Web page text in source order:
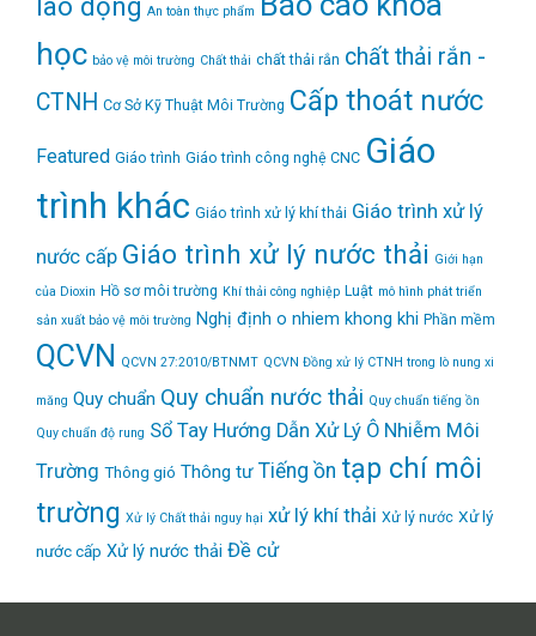
An toàn thực phẩm
học bảo vệ môi trường Chất thải chất thải rắn chất thải rắn -
CTNH Cơ Sở Kỹ Thuật Môi Trường Cấp thoát nước
Featured Giáo trình Giáo trình công nghệ CNC Giáo
trình khác Giáo trình xử lý khí thải Giáo trình xử lý
nước cấp Giáo trình xử lý nước thải Giới hạn
của Dioxin Hồ sơ môi trường Khí thải công nghiệp Luật mô hình phát triển
sản xuất bảo vệ môi trường Nghị định o nhiem khong khi Phần mềm
QCVN QCVN 27:2010/BTNMT QCVN Đồng xử lý CTNH trong lò nung xi
măng Quy chuẩn Quy chuẩn nước thải Quy chuẩn tiếng ồn
Quy chuẩn độ rung Sổ Tay Hướng Dẫn Xử Lý Ô Nhiễm Môi
Trường Thông gió Thông tư Tiếng ồn tạp chí môi
trường Xử lý Chất thải nguy hại xử lý khí thải Xử lý nước Xử lý
nước cấp Xử lý nước thải Đề cử